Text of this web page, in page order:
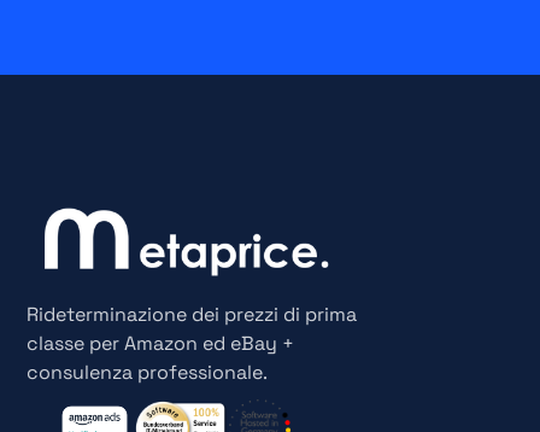
Rideterminazione dei prezzi di prima
classe per Amazon ed eBay +
consulenza professionale.